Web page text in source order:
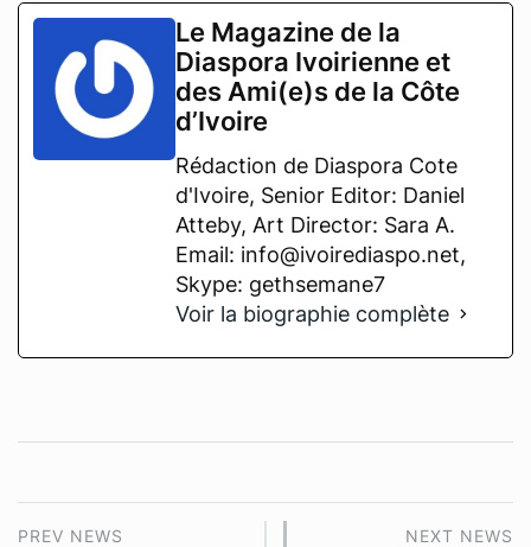
Le Magazine de la
Diaspora Ivoirienne et
des Ami(e)s de la Côte
d’Ivoire
Rédaction de Diaspora Cote
d'Ivoire, Senior Editor: Daniel
Atteby, Art Director: Sara A.
Email: info@ivoirediaspo.net,
Skype: gethsemane7
Voir la biographie complète
PREV NEWS NEXT NEWS